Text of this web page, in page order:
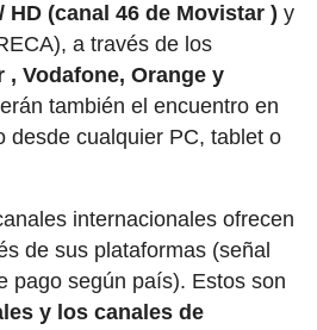
(canal 46 de Movistar ) y
a través de los
, Vodafone, Orange y
también el encuentro en
desde cualquier PC, tablet o
internacionales ofrecen
de sus plataformas (señal
pago según país). Estos son
y los canales de